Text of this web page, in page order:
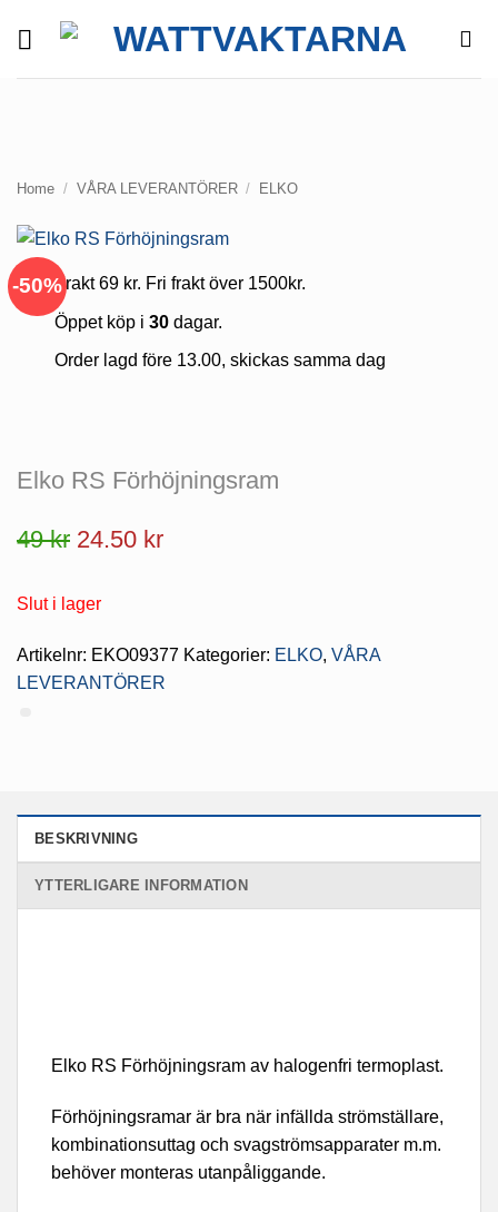
Home / VÅRA LEVERANTÖRER / ELKO
-50%Frakt 69 kr. Fri frakt över 1500kr.
Öppet köp i 30dagar.
Order lagd före 13.00, skickas samma dag
Elko RS Förhöjningsram
49kr Det
priset
var:
49 kr.
24.50 krDet
är:
24.50 kr.
Slut i lager
Artikelnr: EKO09377 Kategorier: ELKO, VÅRA
LEVERANTÖRER
BESKRIVNING
YTTERLIGARE INFORMATION
Elko RS Förhöjningsram av halogenfri termoplast.
Förhöjningsramar är bra när infällda strömställare,
kombinationsuttag och svagströmsapparater m.m.
behöver monteras utanpåliggande.